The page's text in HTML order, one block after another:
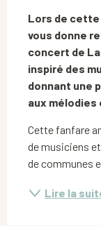
Lors de
vous donne
concert de
inspiré des
donnant une
aux
Cette fanfare
de musiciens
de communes
Lire la